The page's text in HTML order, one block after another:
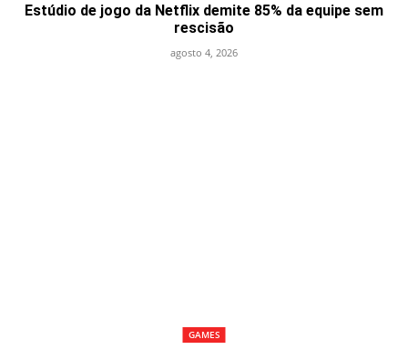
Estúdio de jogo da Netflix demite 85% da equipe sem
rescisão
agosto 4, 2026
GAMES